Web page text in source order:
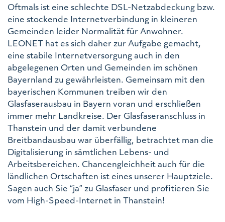
Oftmals ist eine schlechte DSL-Netzabdeckung bzw.
eine stockende Internetverbindung in kleineren
Gemeinden leider Normalität für Anwohner.
LEONET hat es sich daher zur Aufgabe gemacht,
eine stabile Internetversorgung auch in den
abgelegenen Orten und Gemeinden im schönen
Bayernland zu gewährleisten. Gemeinsam mit den
bayerischen Kommunen treiben wir den
Glasfaserausbau in Bayern voran und erschließen
immer mehr Landkreise. Der Glasfaseranschluss in
Thanstein und der damit verbundene
Breitbandausbau war überfällig, betrachtet man die
Digitalisierung in sämtlichen Lebens- und
Arbeitsbereichen. Chancengleichheit auch für die
ländlichen Ortschaften ist eines unserer Hauptziele.
Sagen auch Sie “ja” zu Glasfaser und profitieren Sie
vom High-Speed-Internet in Thanstein!